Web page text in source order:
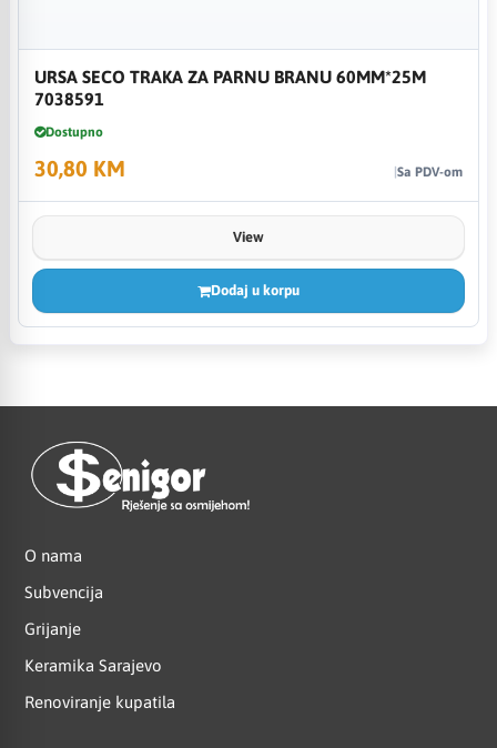
URSA SECO TRAKA ZA PARNU BRANU 60MM*25M
7038591
Dostupno
30,80 KM Sa PDV-om
View
Dodaj u korpu
O nama
Subvencija
Grijanje
Keramika Sarajevo
Renoviranje kupatila